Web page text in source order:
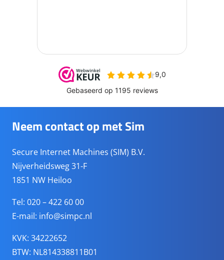
Neem contact op met Sim
Secure Internet Machines (SIM) B.V.
Nijverheidsweg 31-F
1851 NW Heiloo
Tel: 020 – 422 60 00
E-mail: info@simpc.nl
KVK: 34222652
BTW: NL814338811B01